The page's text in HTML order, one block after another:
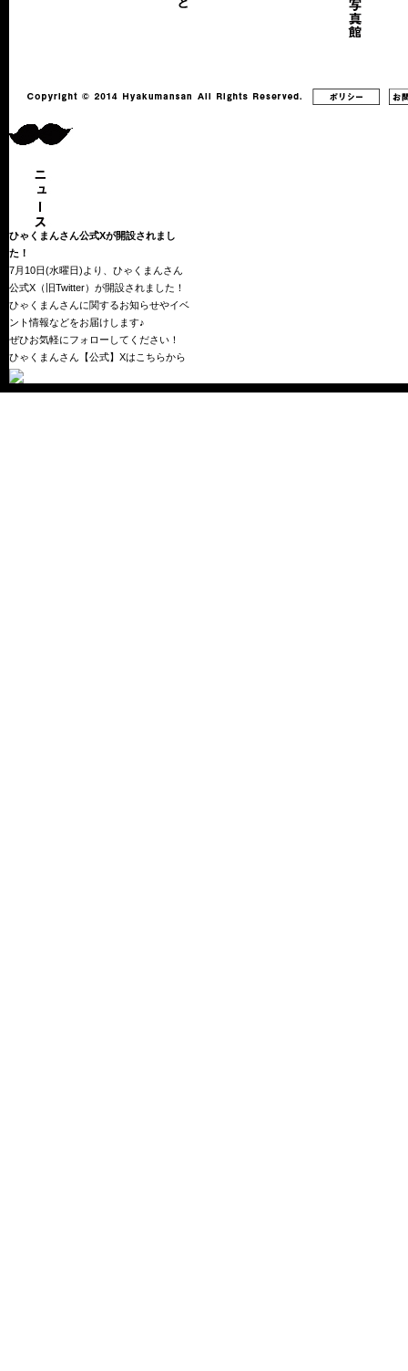
ひゃくまんさん公式Xが開設されまし
た！
7月10日(水曜日)より、ひゃくまんさん
公式X（旧Twitter）が開設されました！
ひゃくまんさんに関するお知らせやイベ
ント情報などをお届けします♪
ぜひお気軽にフォローしてください！
ひゃくまんさん【公式】Xはこちらから